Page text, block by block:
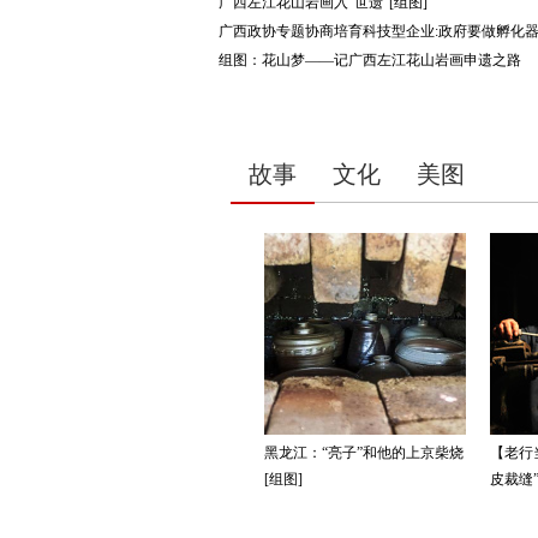
广西政协专题协商培育科技型企业:政府要做孵化器
组图：花山梦——记广西左江花山岩画申遗之路